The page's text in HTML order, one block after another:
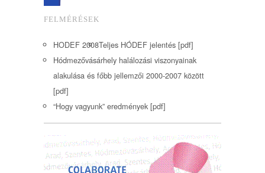
FELMÉRÉSEK
HODEF 2008Teljes HÓDEF jelentés [pdf]
Hódmezővásárhely halálozási viszonyainak
alakulása és főbb jellemzői 2000-2007 között
[pdf]
“Hogy vagyunk” eredmények [pdf]